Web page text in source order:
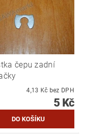
čepu zadní
4,13 Kč bez DPH
5 Kč